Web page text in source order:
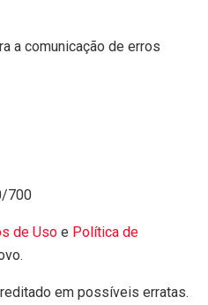
a comunicação de erros
700
de Uso e Política de
em possíveis erratas.